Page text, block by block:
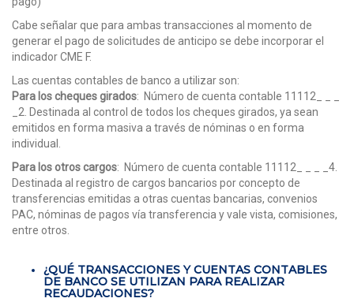
Cabe señalar que para ambas transacciones al momento de
generar el pago de solicitudes de anticipo se debe incorporar el
indicador CME F.
Las cuentas contables de banco a utilizar son:
Para los cheques girados: Número de cuenta contable 11112_ _ _
_2. Destinada al control de todos los cheques girados, ya sean
emitidos en forma masiva a través de nóminas o en forma
individual.
Para los otros cargos: Número de cuenta contable 11112_ _ _ _4.
Destinada al registro de cargos bancarios por concepto de
transferencias emitidas a otras cuentas bancarias, convenios
PAC, nóminas de pagos vía transferencia y vale vista, comisiones,
entre otros.
¿QUÉ TRANSACCIONES Y CUENTAS CONTABLES
DE BANCO SE UTILIZAN PARA REALIZAR
RECAUDACIONES?